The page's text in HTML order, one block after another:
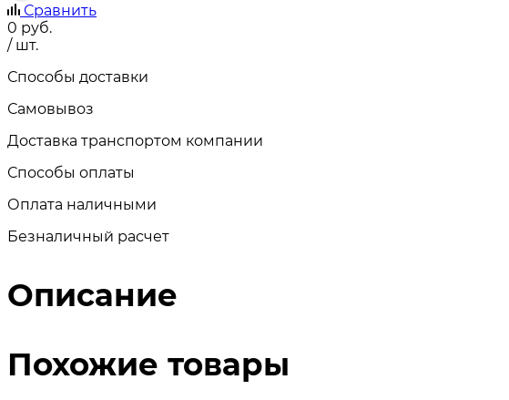
Сравнить
0 руб.
/ шт.
Способы доставки
Самовывоз
Доставка транспортом компании
Способы оплаты
Оплата наличными
Безналичный расчет
Описание
Похожие товары